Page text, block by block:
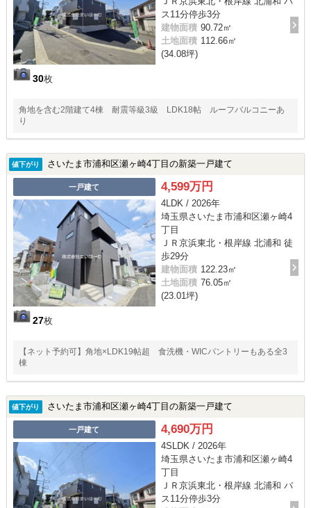
30枚
ス11分停歩3分
建物面積 90.72㎡
土地面積 112.66㎡
(34.08坪)
角地を含む2階建て4棟 耐震等級3級 LDK18帖 ルーフバルコニーあ
り
値下がり さいたま市浦和区瀬ヶ崎4丁目の新築一戸建て
一戸建て
27枚
4,599万円
4LDK / 2026年
埼玉県さいたま市浦和区瀬ヶ崎4
丁目
ＪＲ京浜東北・根岸線 北浦和 徒
歩29分
建物面積 122.23㎡
土地面積 76.05㎡
(23.01坪)
【ネット予約可】角地×LDK19帖超 食洗機・WICパントリーもある全3
棟
値下がり さいたま市浦和区瀬ヶ崎4丁目の新築一戸建て
一戸建て 4,690万円
4SLDK / 2026年
埼玉県さいたま市浦和区瀬ヶ崎4
丁目
ＪＲ京浜東北・根岸線 北浦和 バ
ス11分停歩3分